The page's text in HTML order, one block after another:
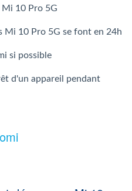
10 Pro 5G
Mi 10 Pro 5G se font en 24h
si possible
d'un appareil pendant